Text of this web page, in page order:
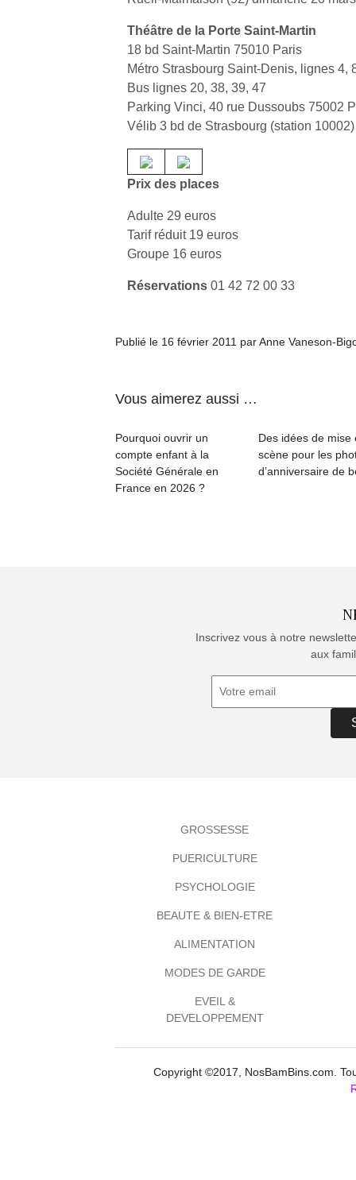
Théâtre de la Porte Saint-Martin
18 bd Saint-Martin 75010 Paris
Métro Strasbourg Saint-Denis, lignes 4,
Bus lignes 20, 38, 39, 47
Parking Vinci, 40 rue Dussoubs 75002
Vélib 3 bd de Strasbourg (station 10002)
Prix des places
Adulte 29 euros
Tarif réduit 19 euros
Groupe 16 euros
Réservations 01 42 72 00 33
Publié le 16 février 2011 par Anne Vaneson-
Vous aimerez aussi …
Pourquoi ouvrir un
compte enfant à la
Société Générale en
France en 2026 ?
Des idées de mise
scène pour les
d’anniversaire de
Inscrivez vous à notre
aux
GROSSESSE
PUERICULTURE
PSYCHOLOGIE
BEAUTE & BIEN-ETRE
ALIMENTATION
MODES DE GARDE
EVEIL &
DEVELOPPEMENT
Copyright ©2017, NosBamBins.com.